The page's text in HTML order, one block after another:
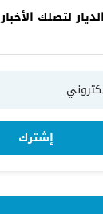
لتصلك
إشترك